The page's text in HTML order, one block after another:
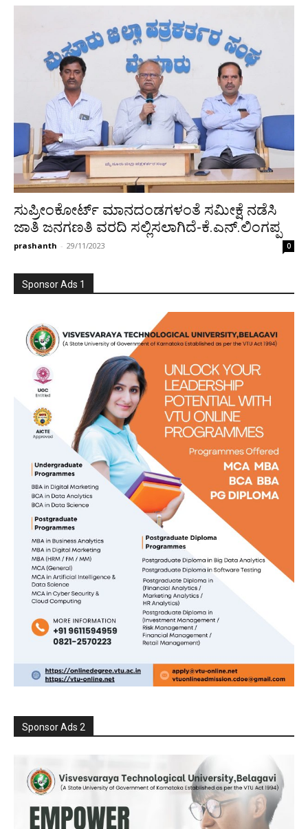
ಸುಪ್ರೀಂಕೋರ್ಟ್ ಮಾನದಂಡಗಳಂತೆ ಸಮೀಕ್ಷೆ ನಡೆಸಿ
ಜಾತಿ ಜನಗಣತಿ ವರದಿ ಸಲ್ಲಿಸಲಾಗಿದೆ-ಕೆ.ಎನ್.ಲಿಂಗಪ್ಪ
prashanth - 29/11/2023 0
Sponsor Ads 1
Sponsor Ads 2